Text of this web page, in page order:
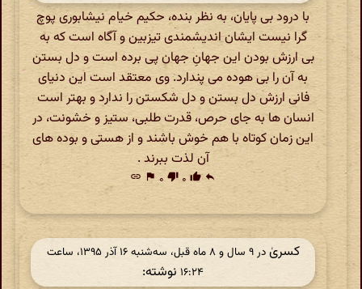
با درود بی پایان، به نظر بنده، حکیم خیام نیشابوری پوچ
گرا نیست ایشان اندیشمندی تیزبین و آگاه است که به
بی ارزش بودن این جهانِ جهان پی برده است و دل بستن
به آن را بی هوده می پندارد. وی معتقد است این دنیای
فانی ارزش دل بستن و دل شکستن را ندارد و بهتر است
انسان ها به جای حرص، قدرت طلبی، ستیز و خشونت، در
این زمان کوتاه با هم خوش باشند و از هستی و بوده های
آن لذت ببرند .
reply
thumb_up ۰ thumb_down ۰ flag
link
کسریٰ
در ‫۹ سال و ۸ ماه قبل، سه‌شنبه ۱۶ آذر ۱۳۹۵، ساعت
۱۶:۲۴ نوشته: